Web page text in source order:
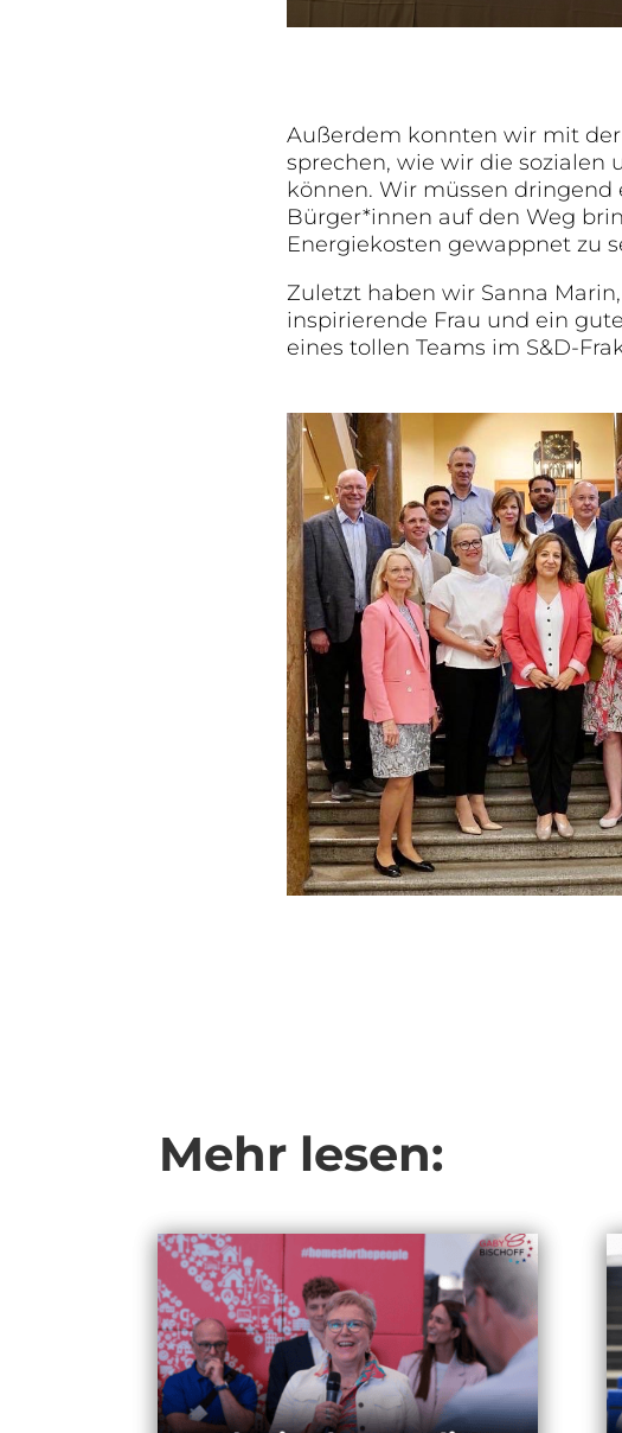
Außerdem konnten wir mit
sprechen, wie wir die sozialen
können. Wir müssen
Bürger*innen auf den Weg
Energiekosten gewappnet zu
Zuletzt haben wir Sanna
inspirierende Frau und ein
eines tollen Teams im S&D-
Mehr lesen: